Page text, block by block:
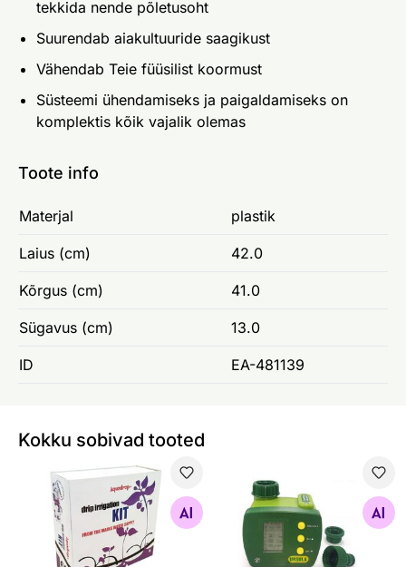
tekkida nende põletusoht
Suurendab aiakultuuride saagikust
Vähendab Teie füüsilist koormust
Süsteemi ühendamiseks ja paigaldamiseks on
komplektis kõik vajalik olemas
Toote info
Materjal plastik
Laius (cm) 42.0
Kõrgus (cm) 41.0
Sügavus (cm) 13.0
ID EA-481139
Kokku sobivad tooted
Tilkkastmissüsteem Aquadrop, veevõrgustikust
Otsi sarnaseid
Kastmistaimer, elektrooniline
Otsi sarnaseid